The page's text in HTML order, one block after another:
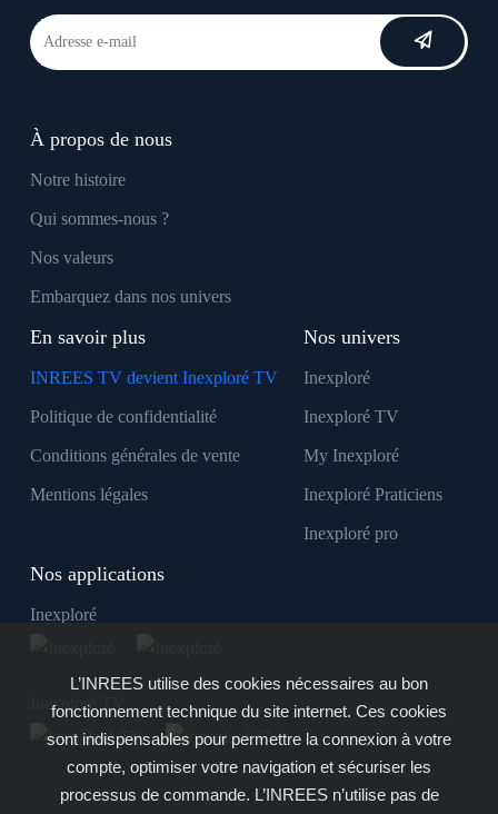
À propos de nous
Notre histoire
Qui sommes-nous ?
Nos valeurs
Embarquez dans nos univers
En savoir plus
INREES TV devient Inexploré TV
Politique de confidentialité
Conditions générales de vente
Mentions légales
Nos univers
Inexploré
Inexploré TV
My Inexploré
Inexploré Praticiens
Inexploré pro
Nos applications
Inexploré
Inexploré TV
L’INREES utilise des cookies nécessaires au bon
fonctionnement technique du site internet. Ces cookies
sont indispensables pour permettre la connexion à votre
compte, optimiser votre navigation et sécuriser les
processus de commande. L’INREES n’utilise pas de